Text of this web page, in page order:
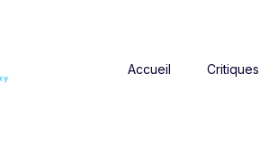
Accueil Critiques